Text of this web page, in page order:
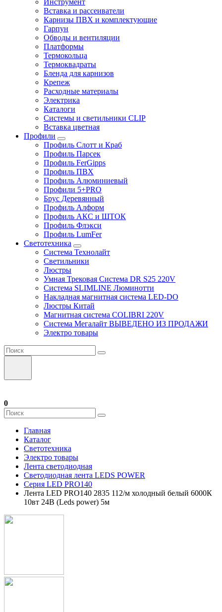
Инструмент
Вставка и рассеиватели
Карнизы ПВХ и комплектующие
Гарпун
Обводы и вентиляции
Платформы
Термокольца
Термоквадраты
Бленда для карнизов
Крепеж
Расходные материалы
Электрика
Каталоги
Системы и светильники CLIP
Вставка цветная
Профили
Профиль Слотт и Краб
Профиль Парсек
Профиль FerGipps
Профиль ПВХ
Профиль Алюминиевый
Профили 5+PRO
Брус Деревянный
Профиль Алформ
Профиль АКС и ШТОК
Профиль Флэкси
Профиль LumFer
Светотехника
Система Технолайт
Светильники
Люстры
Умная Трековая Система DR S25 220V
Система SLIMLINE Люминотти
Накладная магнитная система LED-DO
Люстры Китай
Магнитная система COLIBRI 220V
Система Мегалайт ВЫВЕДЕНО ИЗ ПРОДАЖИ
Электро товары
0
Главная
Каталог
Светотехника
Электро товары
Лента светодиодная
Светодиодная лента LEDS POWER
Серия LED PRO140
Лента LED PRO140 2835 112/м холодный белый 6000К
10вт 24В (Leds power) 5м